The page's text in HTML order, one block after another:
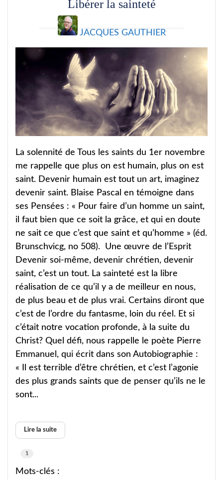
Libérer la sainteté
JACQUES GAUTHIER
La solennité de Tous les saints du 1er novembre
me rappelle que plus on est humain, plus on est
saint. Devenir humain est tout un art, imaginez
devenir saint. Blaise Pascal en témoigne dans
ses Pensées : « Pour faire d’un homme un saint,
il faut bien que ce soit la grâce, et qui en doute
ne sait ce que c’est que saint et qu’homme » (éd.
Brunschvicg, no 508). Une œuvre de l’Esprit
Devenir soi-même, devenir chrétien, devenir
saint, c’est un tout. La sainteté est la libre
réalisation de ce qu’il y a de meilleur en nous,
de plus beau et de plus vrai. Certains diront que
c’est de l’ordre du fantasme, loin du réel. Et si
c’était notre vocation profonde, à la suite du
Christ? Quel défi, nous rappelle le poète Pierre
Emmanuel, qui écrit dans son Autobiographie :
« Il est terrible d’être chrétien, et c’est l’agonie
des plus grands saints que de penser qu’ils ne le
sont...
Lire la suite
1
Mots-clés :